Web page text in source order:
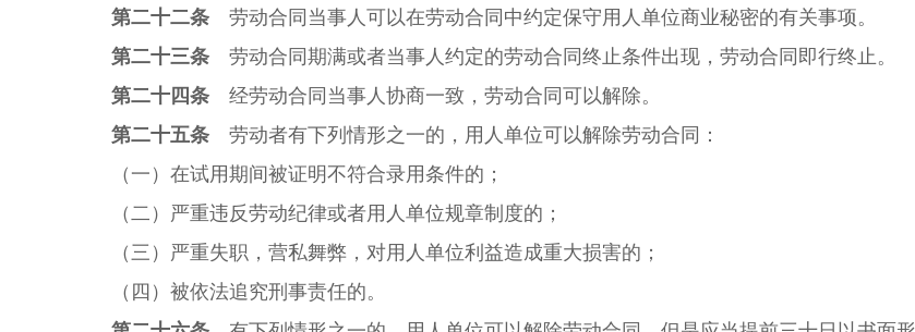
第二十二条 劳动合同当事人可以在劳动合同中约定保守用人单位商业秘密的有关事项。
第二十三条 劳动合同期满或者当事人约定的劳动合同终止条件出现，劳动合同即行终止。
第二十四条 经劳动合同当事人协商一致，劳动合同可以解除。
第二十五条 劳动者有下列情形之一的，用人单位可以解除劳动合同：
（一）在试用期间被证明不符合录用条件的；
（二）严重违反劳动纪律或者用人单位规章制度的；
（三）严重失职，营私舞弊，对用人单位利益造成重大损害的；
（四）被依法追究刑事责任的。